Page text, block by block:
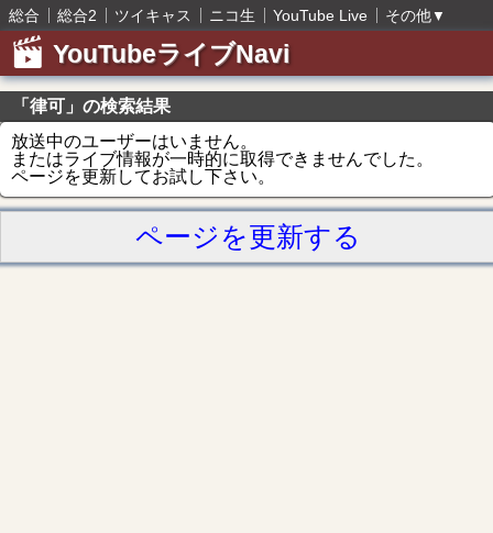
総合 総合2 ツイキャス ニコ生 YouTube Live その他▼
YouTubeライブNavi
「律可」の検索結果
放送中のユーザーはいません。
またはライブ情報が一時的に取得できませんでした。
ページを更新してお試し下さい。
ページを更新する